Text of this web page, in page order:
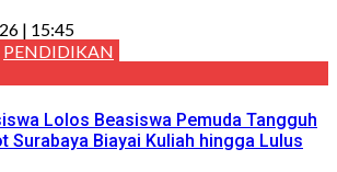
| 15:45
PENDIDIKAN
Lolos Beasiswa Pemuda Tangguh
Surabaya Biayai Kuliah hingga Lulus